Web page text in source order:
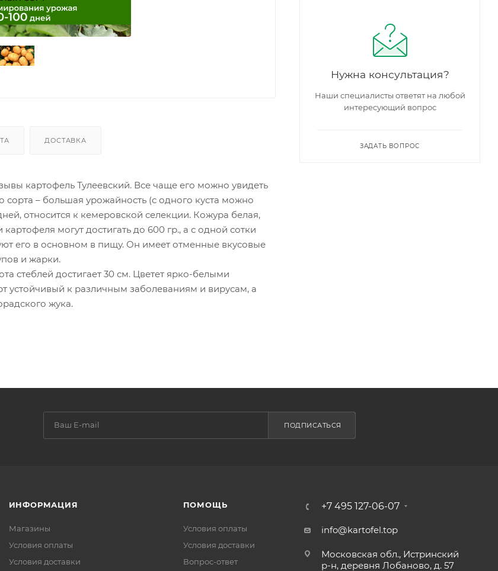
ДОСТАВКА
картофель Тулеевский. Все чаще его можно увидеть
сорта – большая урожайность (с одного куста можно
относится к кемеровской селекции. Кожура белая,
могут достигать до 600 гр., а с одной сотки
его в основном в пищу. Он имеет отменные вкусовые
и жарки.
стеблей достигает 30 см. Цветет ярко-белыми
устойчивый к различным заболеваниям и вирусам, а
жука.
Нужна консультация?
Наши специалисты ответят на любой
интересующий вопрос
ЗАДАТЬ ВОПРОС
ПОДПИСАТЬСЯ
ИНФОРМАЦИЯ
Магазины
Условия оплаты
Условия доставки
ПОМОЩЬ
Условия оплаты
Условия доставки
Вопрос-ответ
+7 495 127-06-07
info@kartofel.top
Московская обл., Истринский
р-н, деревня Лобаново, д. 57